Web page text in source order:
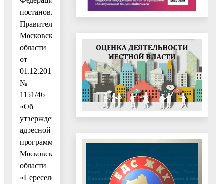
постановлением
Правительства
Московской
области
от
01.12.2015
№
1151/46
«Об
утверждении
адресной
программы
Московской
области
«Переселение